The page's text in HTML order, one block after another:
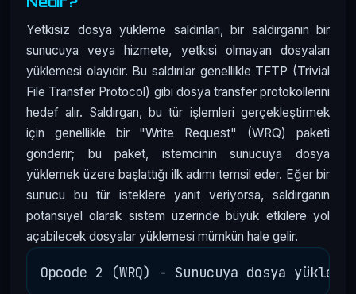
Yetkisiz dosya yükleme saldırıları, bir saldırganın bir
sunucuya veya hizmete, yetkisi olmayan dosyaları
yüklemesi olayıdır. Bu saldırılar genellikle TFTP (Trivial
File Transfer Protocol) gibi dosya transfer protokollerini
hedef alır. Saldırgan, bu tür işlemleri gerçekleştirmek
için genellikle bir "Write Request" (WRQ) paketi
gönderir; bu paket, istemcinin sunucuya dosya
yüklemek üzere başlattığı ilk adımı temsil eder. Eğer bir
sunucu bu tür isteklere yanıt veriyorsa, saldırganın
potansiyel olarak sistem üzerinde büyük etkilere yol
açabilecek dosyalar yüklemesi mümkün hale gelir.